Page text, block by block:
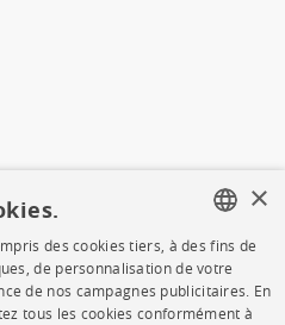
FRENCH
ENGLISH
×
des cookies tiers, à des fins de
de personnalisation de votre
de nos campagnes publicitaires. En
tous les cookies conformément à